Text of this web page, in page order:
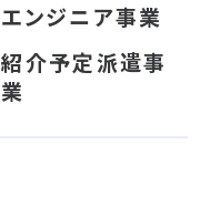
エンジニア事業
紹介予定派遣事
業